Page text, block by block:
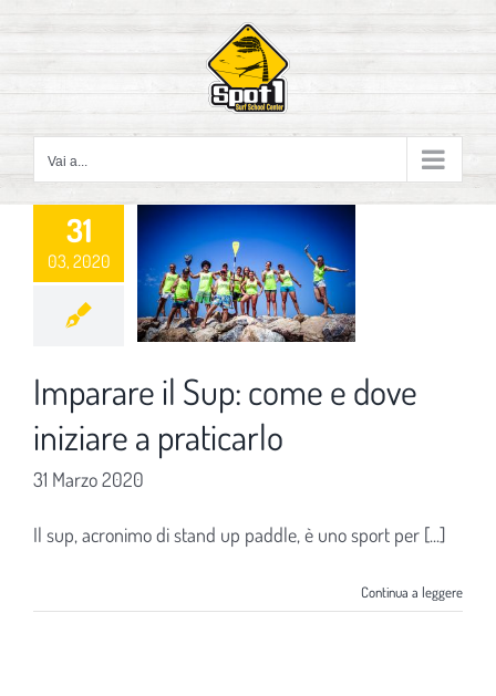
contenuto
Vai a...
31
03, 2020
Imparare il Sup: come e dove
iniziare a praticarlo
31 Marzo 2020
Il sup, acronimo di stand up paddle, è uno sport per [...]
Continua a leggere